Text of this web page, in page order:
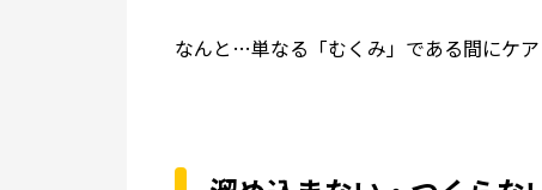
なんと…単なる「むくみ」である間にケ